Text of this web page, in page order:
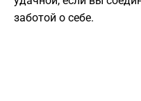
заботой о себе.